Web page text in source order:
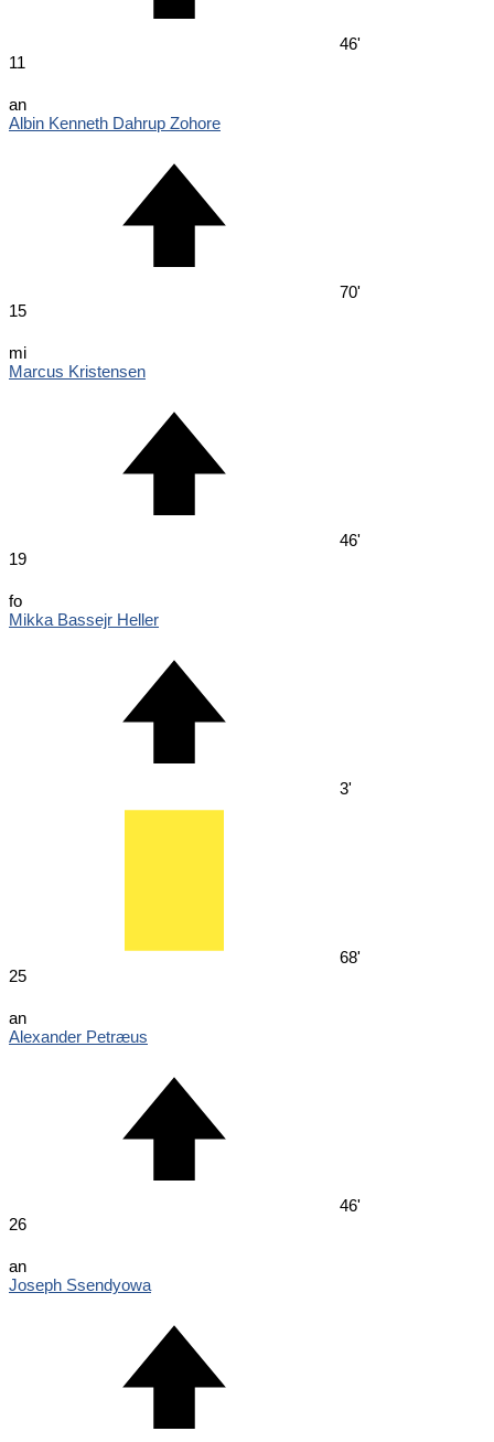
46'
11
an
Albin Kenneth Dahrup Zohore
70'
15
mi
Marcus Kristensen
46'
19
fo
Mikka Bassejr Heller
3'
68'
25
an
Alexander Petræus
46'
26
an
Joseph Ssendyowa